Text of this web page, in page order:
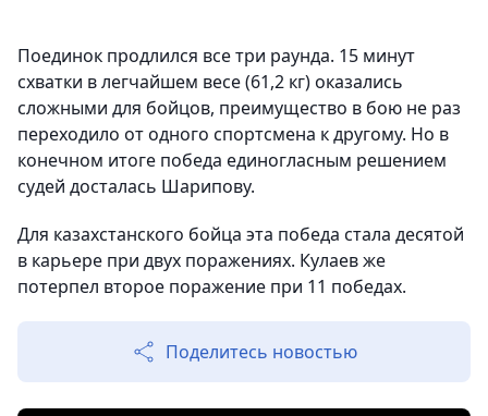
Поединок продлился все три раунда. 15 минут
схватки в легчайшем весе (61,2 кг) оказались
сложными для бойцов, преимущество в бою не раз
переходило от одного спортсмена к другому. Но в
конечном итоге победа единогласным решением
судей досталась Шарипову.
Для казахстанского бойца эта победа стала десятой
в карьере при двух поражениях. Кулаев же
потерпел второе поражение при 11 победах.
Поделитесь новостью